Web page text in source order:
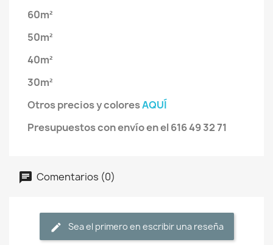
60m²
50m²
40m²
30m²
Otros precios y coloresAQUÍ
Presupuestos con envío en el 616 49 32 71
Comentarios (0)
Sea el primero en escribir una reseña